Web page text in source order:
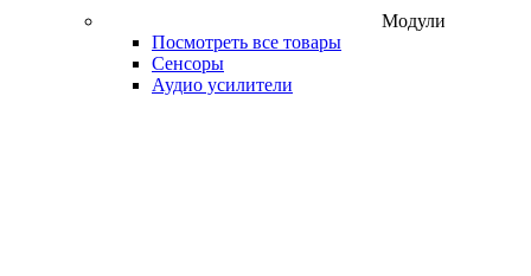
Модули
Посмотреть все товары
Сенсоры
Аудио усилители